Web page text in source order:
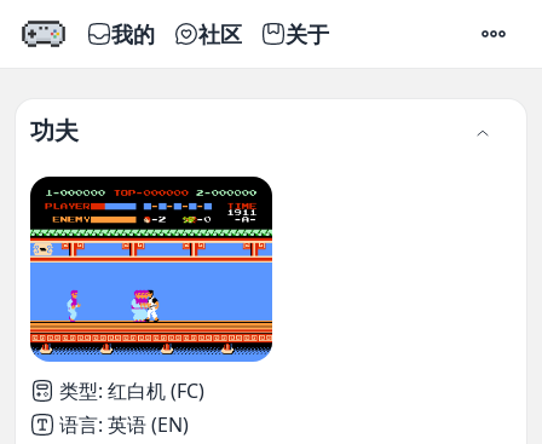
我的 社区 关于 设置
功夫
类型: 红白机 (FC)
语言: 英语 (EN)